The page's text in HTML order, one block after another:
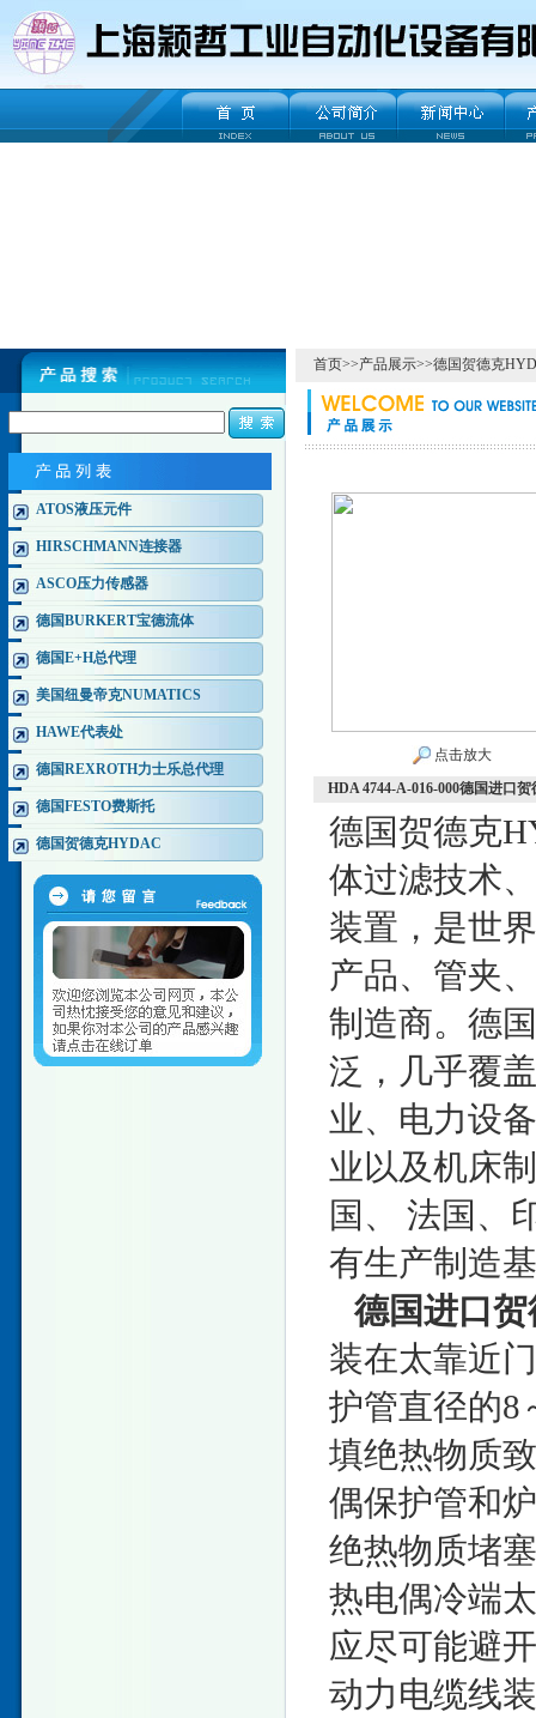
ATOS液压元件
HIRSCHMANN连接器
ASCO压力传感器
德国BURKERT宝德流体
德国E+H总代理
美国纽曼帝克NUMATICS
HAWE代表处
德国REXROTH力士乐总代理
德国FESTO费斯托
德国贺德克HYDAC
首页>>产品展示>>德国贺德克
点击放大
HDA 4744-A-016-000德国进口
德国贺德克
体过滤技术
装置，是世
产品、管夹
制造商。德
泛，几乎覆
业、电力设
业以及机床
国、 法国、
有生产制造
德国进口
装在太靠近
护管直径的8
填绝热物质
偶保护管和
绝热物质堵
热电偶冷端
应尽可能避
动力电缆线